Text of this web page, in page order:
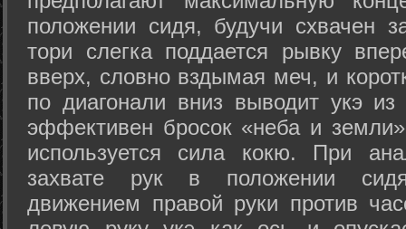
положении сидя, будучи схвачен
тори слегка поддается рывку
вверх, словно вздымая меч, и
по диагонали вниз выводит укэ
эффективен бросок «неба и
используется сила кокю. При
захвате рук в положении
движением правой руки против